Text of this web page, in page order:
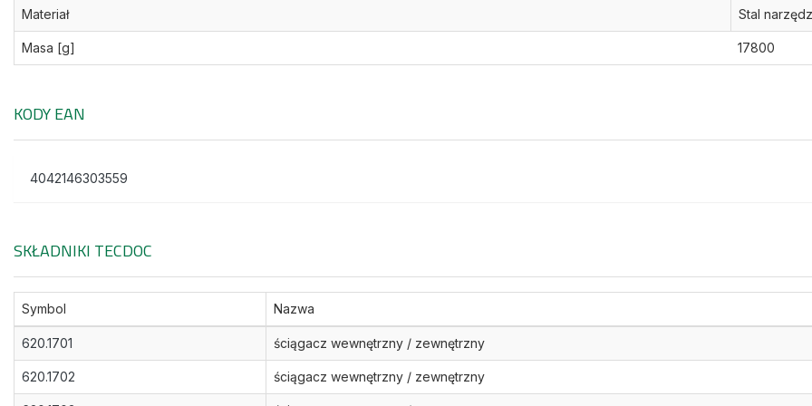
Materiał Stal
Masa [g] 17800
KODY EAN
4042146303559
SKŁADNIKI TECDOC
Symbol Nazwa
620.1701 ściągacz wewnętrzny / zewnętrzny
620.1702 ściągacz wewnętrzny / zewnętrzny